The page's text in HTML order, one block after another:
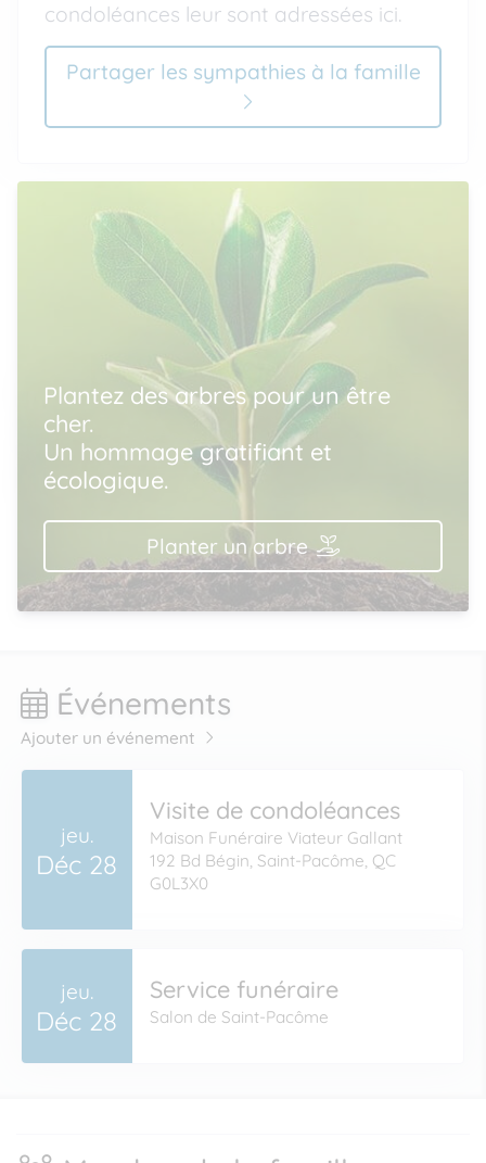
condoléances leur sont adressées ici.
Partager les sympathies à la famille
Plantez des arbres pour un être
cher.
Un hommage gratifiant et
écologique.
Planter un arbre
Événements
Ajouter un événement
jeu.
Déc 28
Visite de condoléances
Maison Funéraire Viateur Gallant
192 Bd Bégin, Saint-Pacôme, QC
G0L3X0
jeu.
Déc 28
Service funéraire
Salon de Saint-Pacôme